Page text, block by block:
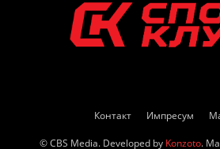
Контакт Импресум
© CBS Media. Developed by Konzoto.